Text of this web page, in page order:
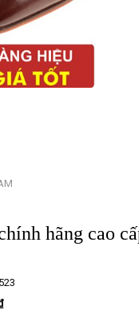
hãng cao
Giá
hiện